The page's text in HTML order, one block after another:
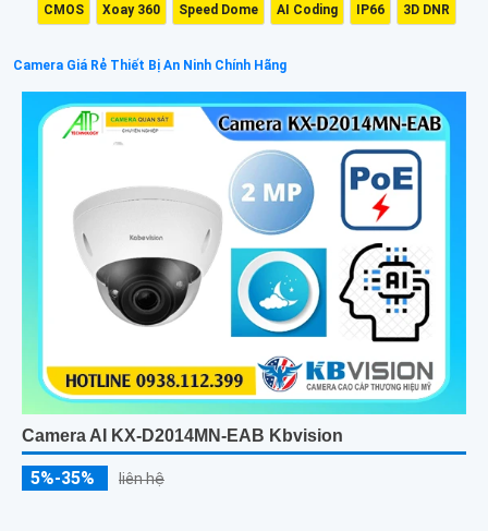
CMOS Xoay 360 Speed Dome AI Coding IP66 3D DNR
Camera Giá Rẻ Thiết Bị An Ninh Chính Hãng
Camera AI KX-D2014MN-EAB Kbvision
5%-35% liên hệ